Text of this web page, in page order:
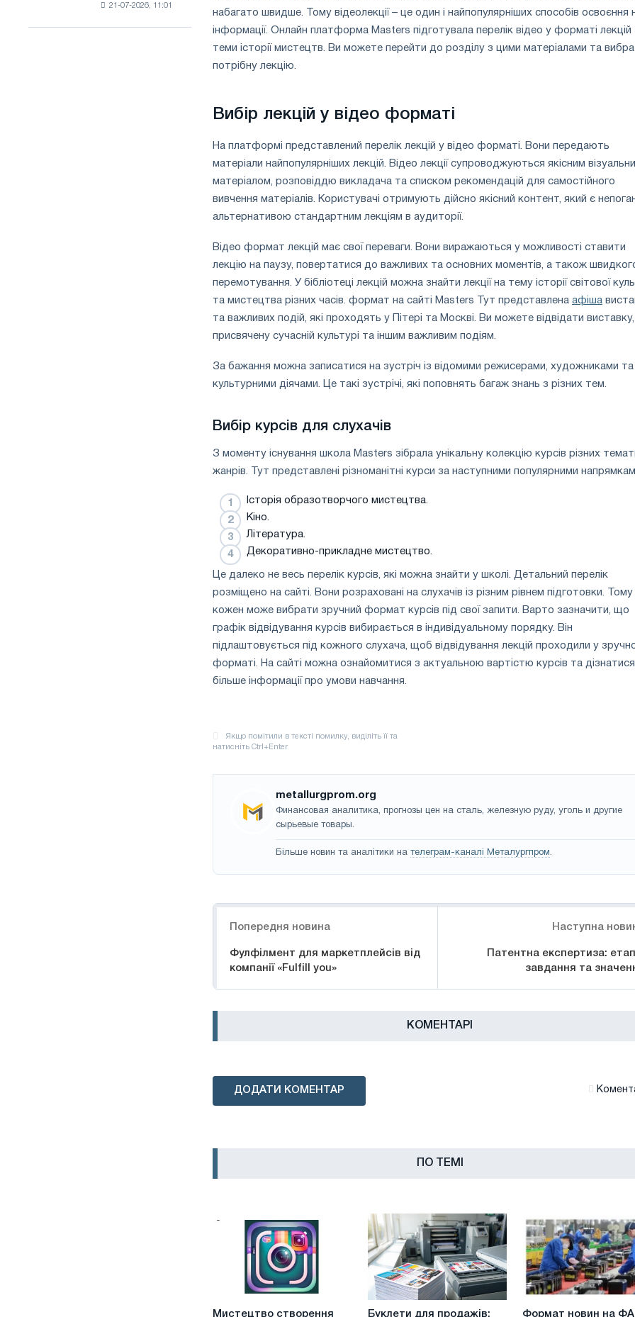
21-07-2026, 11:01
набагато швидше. Тому відеолекції – це один і найпопулярніших способів освоєння
інформації. Онлайн платформа Masters підготувала перелік відео у форматі лекцій
теми історії мистецтв. Ви можете перейти до розділу з цими матеріалами та
потрібну лекцію.
Вибір лекцій у відео форматі
На платформі представлений перелік лекцій у відео форматі. Вони передають
матеріали найпопулярніших лекцій. Відео лекції супроводжуються якісним
матеріалом, розповіддю викладача та списком рекомендацій для самостійного
вивчення матеріалів. Користувачі отримують дійсно якісний контент, який є
альтернативою стандартним лекціям в аудиторії.
Відео формат лекцій має свої переваги. Вони виражаються у можливості ставити
лекцію на паузу, повертатися до важливих та основних моментів, а також
перемотування. У бібліотеці лекцій можна знайти лекції на тему історії світової
та мистецтва різних часів. формат на сайті Masters Тут представлена ​​ афіша
та важливих подій, які проходять у Пітері та Москві. Ви можете відвідати виставку,
присвячену сучасній культурі та іншим важливим подіям.
За бажання можна записатися на зустріч із відомими режисерами, художниками та
культурними діячами. Це такі зустрічі, які поповнять багаж знань з різних тем.
Вибір курсів для слухачів
З моменту існування школа Masters зібрала унікальну колекцію курсів різних
жанрів. Тут представлені різноманітні курси за наступними популярними
Історія образотворчого мистецтва.
Кіно.
Література.
Декоративно-прикладне мистецтво.
Це далеко не весь перелік курсів, які можна знайти у школі. Детальний перелік
розміщено на сайті. Вони розраховані на слухачів із різним рівнем підготовки. Тому
кожен може вибрати зручний формат курсів під свої запити. Варто зазначити, що
графік відвідування курсів вибирається в індивідуальному порядку. Він
підлаштовується під кожного слухача, щоб відвідування лекцій проходили у
форматі. На сайті можна ознайомитися з актуальною вартістю курсів та дізнатися
більше інформації про умови навчання.
metallurgprom.org
Финансовая аналитика, прогнозы цен на сталь, железную руду, уголь и другие
сырьевые товары.
Більше новин та аналітики на телеграм-каналі Металургпром.
Попередня новина
Фулфілмент для маркетплейсів від
компанії «Fulfill you»
Наступна
Патентна експертиза:
завдання та
КОМЕНТАРІ
ДОДАТИ КОМЕНТАР
ПО ТЕМІ
Мистецтво
Мистецтво створення
Буклети
Буклети для продажів:
Формат
Формат новин на